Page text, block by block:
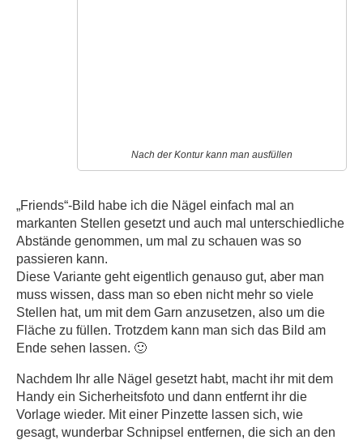
Nach der Kontur kann man ausfüllen
„Friends“-Bild habe ich die Nägel einfach mal an
markanten Stellen gesetzt und auch mal unterschiedliche
Abstände genommen, um mal zu schauen was so
passieren kann.
Diese Variante geht eigentlich genauso gut, aber man
muss wissen, dass man so eben nicht mehr so viele
Stellen hat, um mit dem Garn anzusetzen, also um die
Fläche zu füllen. Trotzdem kann man sich das Bild am
Ende sehen lassen. 🙂
Nachdem Ihr alle Nägel gesetzt habt, macht ihr mit dem
Handy ein Sicherheitsfoto und dann entfernt ihr die
Vorlage wieder. Mit einer Pinzette lassen sich, wie
gesagt, wunderbar Schnipsel entfernen, die sich an den